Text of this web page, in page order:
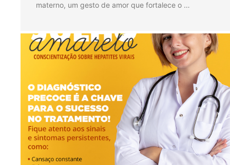
materno, um gesto de amor que fortalece o …